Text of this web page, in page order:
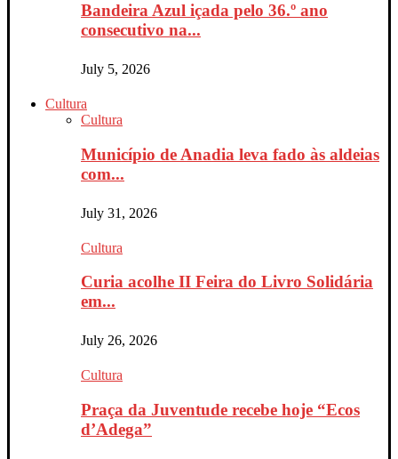
Bandeira Azul içada pelo 36.º ano
consecutivo na...
July 5, 2026
Cultura
Cultura
Município de Anadia leva fado às aldeias
com...
July 31, 2026
Cultura
Curia acolhe II Feira do Livro Solidária
em...
July 26, 2026
Cultura
Praça da Juventude recebe hoje “Ecos
d’Adega”